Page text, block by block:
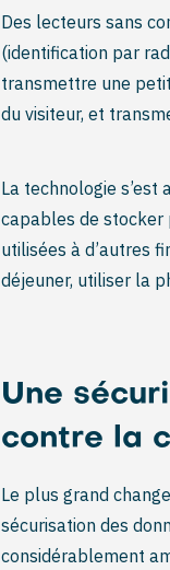
Des lecteurs sans
(identification par
transmettre une
du visiteur, et
La technologie
capables de stocker
utilisées à d’autres
déjeuner, utiliser la
Une
contre la
Le plus grand
sécurisation des
considérablement